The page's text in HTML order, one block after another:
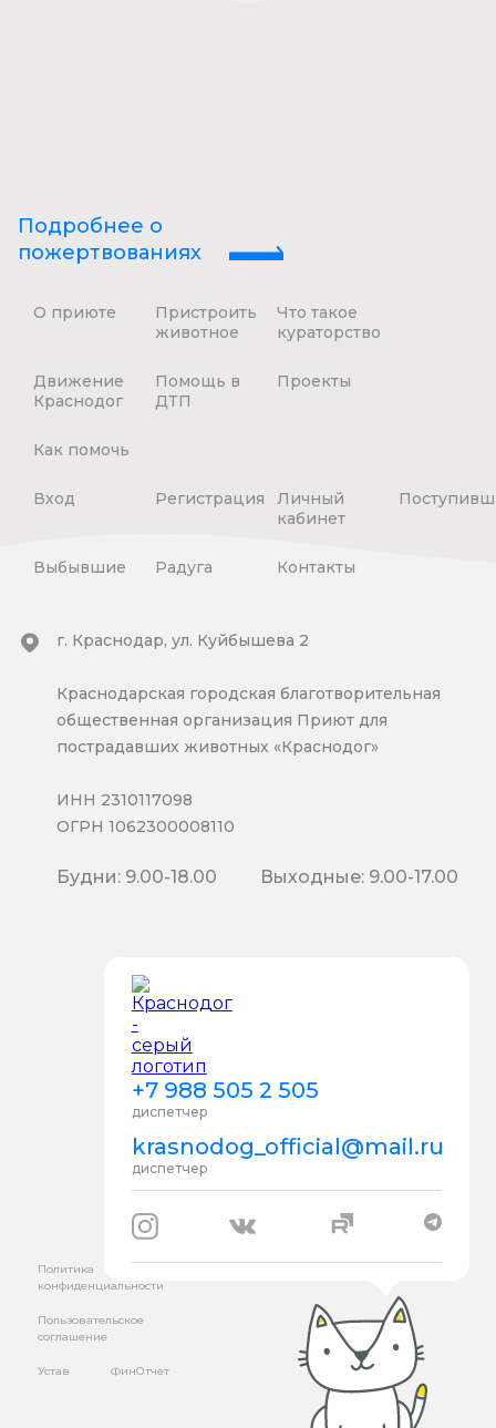
Подробнее о
пожертвованиях
О приюте
Пристроить
животное
Что такое
кураторство
Движение
Краснодог
Помощь в
ДТП
Проекты
Как помочь
Вход Регистрация
Личный
кабинет
Выбывшие Радуга Контакты
+7 988 505 2 505
диспетчер
krasnodog_official@mail.ru
диспетчер
г. Краснодар, ул. Куйбышева 2
Краснодарская городская благотворительная
общественная организация Приют для
пострадавших животных «Краснодог»
ИНН 2310117098
ОГРН 1062300008110
Будни: 9.00-18.00 Выходные: 9.00-17.00
Политика
конфиденциальности
Пользовательское
соглашение
Устав ФинОтчет